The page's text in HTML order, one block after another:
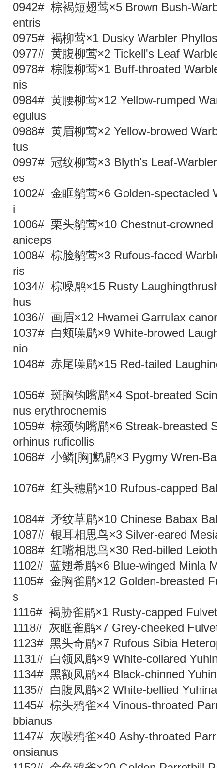
0942# 棕褐短翅莺×5 Brown Bush-
entris
0975# 褐柳莺×1 Dusky Warbler
0977# 黄腹柳莺×2 Tickell's Leaf
0978# 棕腹柳莺×1 Buff-throated
nis
0984# 黄腰柳莺×12 Yellow-rumped
egulus
0988# 黄眉柳莺×2 Yellow-browed
tus
0997# 冠纹柳莺×3 Blyth's Leaf-
es
1002# 金眶鹟莺×6 Golden-spectacled
i
1006# 栗头鹟莺×10 Chestnut-
aniceps
1008# 棕脸鹟莺×3 Rufous-faced
ris
1034# 棕噪鹛×15 Rusty
hus
1036# 画眉×12 Hwamei Garrulax
1037# 白颊噪鹛×9 White-browed
nio
1048# 赤尾噪鹛×15 Red-tailed
1056# 斑胸钩嘴鹛×4 Spot-breated
nus erythrocnemis
1059# 棕颈钩嘴鹛×6 Streak-breasted
orhinus ruficollis
1068# 小鳞[胸]鹪鹛×3 Pygmy Wren-
1076# 红头穗鹛×10 Rufous-capped
1084# 矛纹草鹛×10 Chinese Babax
1087# 银耳相思鸟×3 Silver-eared
1088# 红嘴相思鸟×30 Red-billed
1102# 蓝翅希鹛×6 Blue-winged Minla
1105# 金胸雀鹛×12 Golden-breasted
s
1116# 褐胁雀鹛×1 Rusty-capped
1118# 灰眶雀鹛×7 Grey-cheeked
1123# 黑头奇鹛×7 Rufous Sibia
1131# 白领凤鹛×9 White-collared
1134# 黑额凤鹛×4 Black-chinned
1135# 白腹凤鹛×2 White-bellied
1145# 棕头鸦雀×4 Vinous-throated
bbianus
1147# 灰喉鸦雀×40 Ashy-throated
onsianus